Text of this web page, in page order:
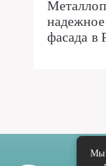
фасада в
Мы